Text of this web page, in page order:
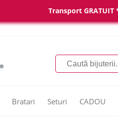
Transport GRATUIT
Bratari Seturi CADOU